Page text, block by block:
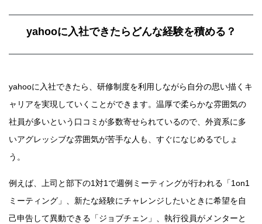
yahooに入社できたらどんな経験を積める？
yahooに入社できたら、研修制度を利用しながら自分の思い描くキ
ャリアを実現していくことができます。温厚で柔らかな雰囲気の
社員が多いという口コミが多数寄せられているので、外資系に多
いアグレッシブな雰囲気が苦手な人も、すぐになじめるでしょ
う。
例えば、上司と部下の1対1で週例ミーティングが行われる「1on1
ミーティング」、新たな経験にチャレンジしたいときに希望を自
己申告して異動できる「ジョブチェン」、執行役員がメンターと